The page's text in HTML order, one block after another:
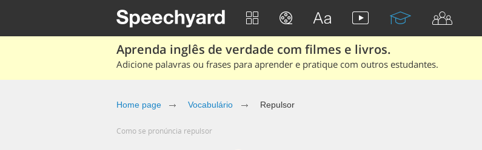
Aprenda inglês de verdade com filmes e livros.
Adicione palavras ou frases para aprender e pratique com outros estudantes.
Home page Vocabulário Repulsor
Como se pronúncia repulsor